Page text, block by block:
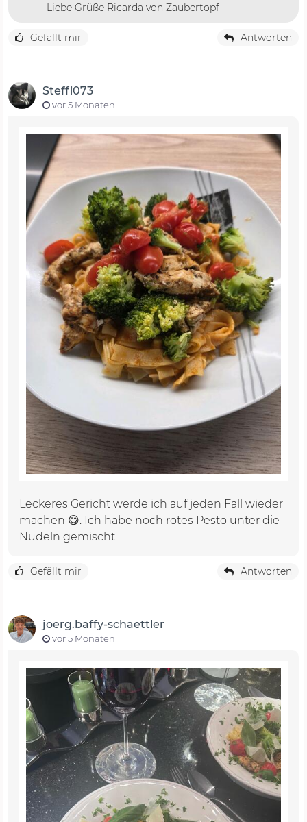
Liebe Grüße Ricarda von Zaubertopf
Gefällt mir Antworten
Steffi073
vor 5 Monaten
Leckeres Gericht werde ich auf jeden Fall wieder
machen 😋. Ich habe noch rotes Pesto unter die
Nudeln gemischt.
Gefällt mir Antworten
joerg.baffy-schaettler
vor 5 Monaten